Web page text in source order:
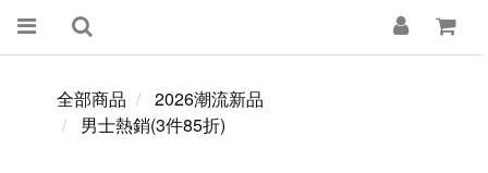
全部商品
2026潮流新品
男士熱銷(3件85折)